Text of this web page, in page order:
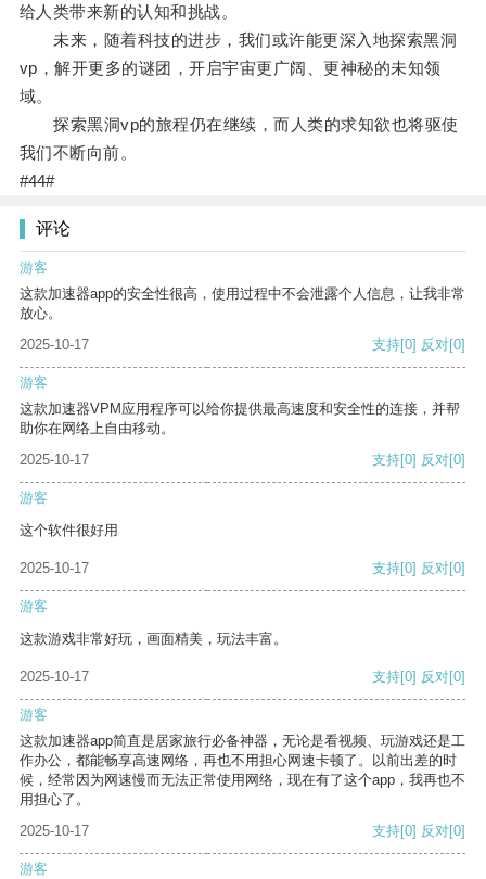
给人类带来新的认知和挑战。
未来，随着科技的进步，我们或许能更深入地探索黑洞
vp，解开更多的谜团，开启宇宙更广阔、更神秘的未知领
域。
探索黑洞vp的旅程仍在继续，而人类的求知欲也将驱使
我们不断向前。
#44#
评论
游客
这款加速器app的安全性很高，使用过程中不会泄露个人信息，让我非常
放心。
2025-10-17
支持[0] 反对[0]
游客
这款加速器VPM应用程序可以给你提供最高速度和安全性的连接，并帮
助你在网络上自由移动。
2025-10-17
支持[0] 反对[0]
游客
这个软件很好用
2025-10-17 支持[0] 反对[0]
游客
这款游戏非常好玩，画面精美，玩法丰富。
2025-10-17 支持[0] 反对[0]
游客
这款加速器app简直是居家旅行必备神器，无论是看视频、玩游戏还是工
作办公，都能畅享高速网络，再也不用担心网速卡顿了。以前出差的时
候，经常因为网速慢而无法正常使用网络，现在有了这个app，我再也不
用担心了。
2025-10-17
支持[0] 反对[0]
游客